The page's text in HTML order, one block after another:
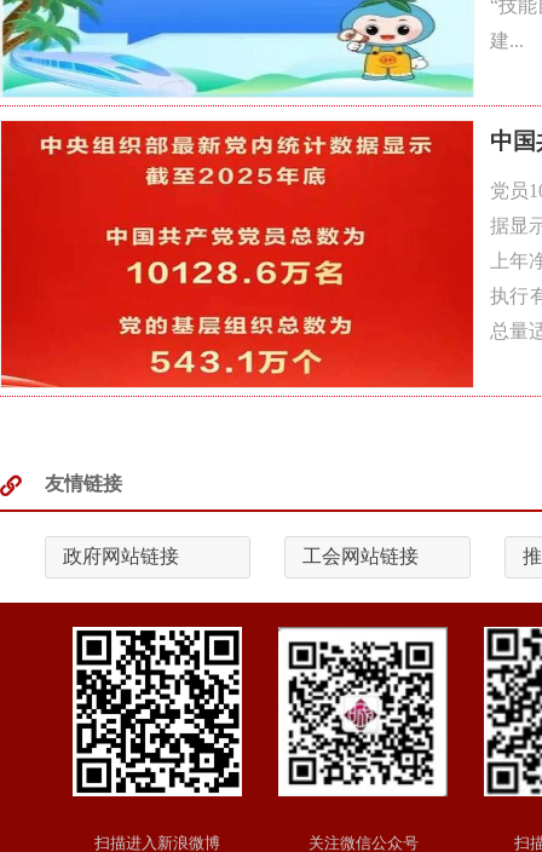
“技
建...
中国
党员
据显
上年
执行
总量
友情链接
扫描进入新浪微博 关注微信公众号 扫